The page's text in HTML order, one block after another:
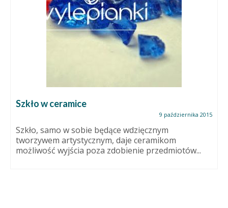
Szkło w ceramice
9 października 2015
Szkło, samo w sobie będące wdzięcznym
tworzywem artystycznym, daje ceramikom
możliwość wyjścia poza zdobienie przedmiotów...